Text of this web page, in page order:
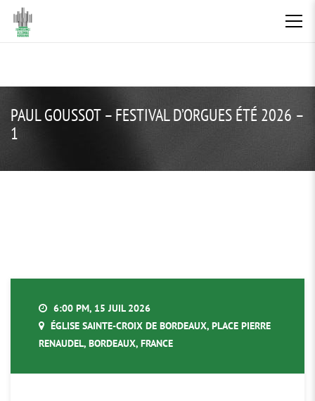
PAUL GOUSSOT – FESTIVAL D’ORGUES ÉTÉ 2026 –
1
6:00 PM, 15 JUIL 2026
ÉGLISE SAINTE-CROIX DE BORDEAUX, PLACE PIERRE
RENAUDEL, BORDEAUX, FRANCE